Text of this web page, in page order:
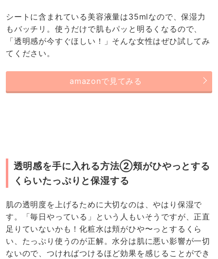
シートに含まれている美容液量は35mlなので、保湿力
もバッチリ。使うだけで肌もパッと明るくなるので、
「透明感が今すぐほしい！」そんな女性はぜひ試してみ
てください。
amazonで見てみる
透明感を手に入れる方法②頬がひやっとする
くらいたっぷりと保湿する
肌の透明度を上げるために大切なのは、やはり保湿で
す。「毎日やっている」という人もいそうですが、正直
足りていないかも！化粧水は頬がひや〜っとするくら
い、たっぷり使うのが正解。水分は肌に悪い影響が一切
ないので、つければつけるほど効果を感じることができ